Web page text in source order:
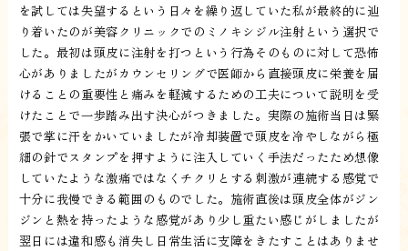
を試しては失望するという日々を繰り返していた私が最終的に辿
り着いたのが美容クリニックでのミノキシジル注射という選択で
した。最初は頭皮に注射を打つという行為そのものに対して恐怖
心がありましたがカウンセリングで医師から直接頭皮に栄養を届
けることの重要性と痛みを軽減するための工夫について説明を受
けたことで一歩踏み出す決心がつきました。実際の施術当日は緊
張で掌に汗をかいていましたが冷却装置で頭皮を冷やしながら極
細の針でスタンプを押すように注入していく手法だったため想像
していたような激痛ではなくチクリとする刺激が連続する感覚で
十分に我慢できる範囲のものでした。施術直後は頭皮全体がジン
ジンと熱を持ったような感覚があり少し重たい感じがしましたが
翌日には違和感も消失し日常生活に支障をきたすことはありませ